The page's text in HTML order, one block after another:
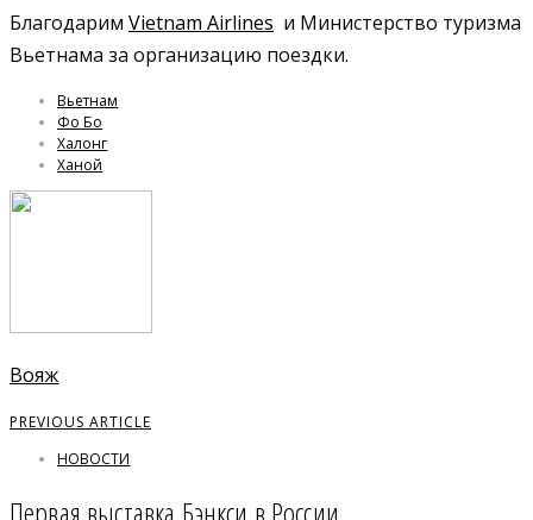
Благодарим Vietnam Airlines и Министерство туризма
Вьетнама за организацию поездки.
Вьетнам
Фо Бо
Халонг
Ханой
Вояж
PREVIOUS ARTICLE
НОВОСТИ